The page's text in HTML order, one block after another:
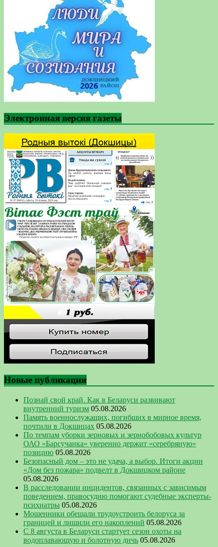
Электронная версия газеты
Новые публикации
Познай свой край. Как в Беларуси развивают
внутренний туризм 05.08.2026
Память военнослужащих, погибших в мирное время,
почтили в Докшицах 05.08.2026
По темпам уборки зерновых и зернобобовых культур
ОАО «Барсучанка» уверенно держит «серебряную»
позицию 05.08.2026
Безопасный дом – это не удача, а выбор. Итоги акции
«Дом без пожара» подвелт в Докшицком районе
05.08.2026
В расследовании инцидентов, связанных с зависимым
поведением, правосудию помогают судебные эксперты-
психиатры 05.08.2026
Мошенники обещали трудоустроить белоруса за
границей и лишили его накоплений 05.08.2026
С 8 августа в Беларуси стартует сезон охоты на
водоплавающую и болотную дичь 05.08.2026